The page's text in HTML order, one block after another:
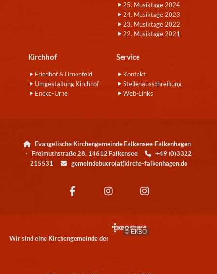
25. Musiktage 2024
24. Musiktage 2023
23. Musiktage 2022
22. Musiktage 2021
Kirchhof
Friedhof & Urnenfeld
Umgestaltung Kirchhof
Encke-Urne
Service
Kontakt
Stellenausschreibung
Web-Links

Evangelische Kirchengemeinde Falkensee-Falkenhagen
· Freimuthstraße 28, 14612 Falkensee
+49 (0)3322
215531
gemeindebuero(at)kirche-falkenhagen.de
Wir sind eine Kirchengemeinde der
© EKBO